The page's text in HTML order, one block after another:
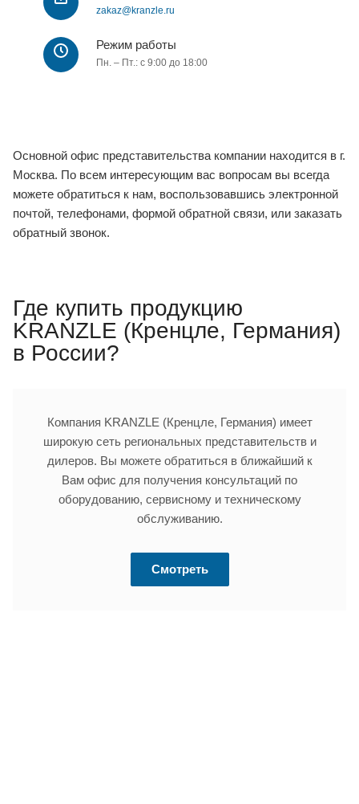
zakaz@kranzle.ru
Режим работы
Пн. – Пт.: с 9:00 до 18:00
Основной офис представительства компании находится в г.
Москва. По всем интересующим вас вопросам вы всегда
можете обратиться к нам, воспользовавшись электронной
почтой, телефонами, формой обратной связи, или заказать
обратный звонок.
Где купить продукцию
KRANZLE (Кренцле, Германия)
в России?
Компания KRANZLE (Кренцле, Германия) имеет
широкую сеть региональных представительств и
дилеров. Вы можете обратиться в ближайший к
Вам офис для получения консультаций по
оборудованию, сервисному и техническому
обслуживанию.
Смотреть